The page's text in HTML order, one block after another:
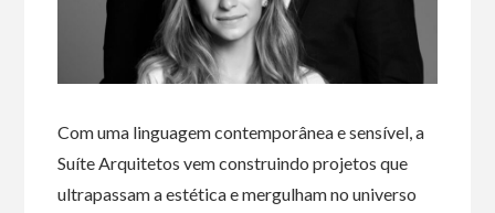
Com uma linguagem contemporânea e sensível, a
Suíte Arquitetos vem construindo projetos que
ultrapassam a estética e mergulham no universo